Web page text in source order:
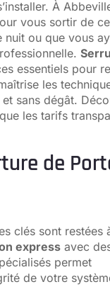
À
vous sortir de
nuit ou que vous
essentiels pour
les
sans dégât.
les tarifs
de
clés sont restées
express avec
permet
de votre